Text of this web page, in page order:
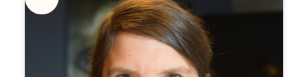
newsletter Chaque mois, je partage mes idées repas et
astuces pour gagner du temps en cuisine et manger
sainement. Recevoir gratuitement la newsletter. ✨ La
fiche idées repas/liste de courses pour mieux s'organiser
Cette fiche vous permet de gagner du temps et de faire
des économies. Télécharger gratuitement la fiche. ✨